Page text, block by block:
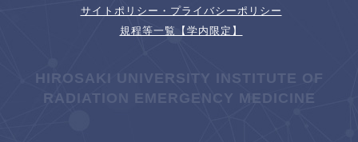
サイトポリシー・プライバシーポリシー
規程等一覧【学内限定】
HIROSAKI UNIVERSITY INSTITUTE OF
RADIATION EMERGENCY MEDICINE